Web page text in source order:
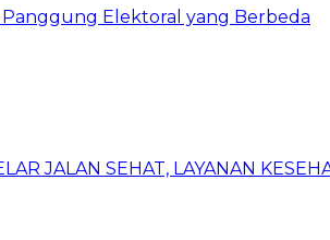
Panggung Elektoral yang Berbeda
JALAN SEHAT, LAYANAN